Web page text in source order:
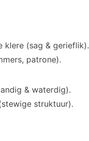
klere (sag & gerieflik).
patrone).
& waterdig).
struktuur).